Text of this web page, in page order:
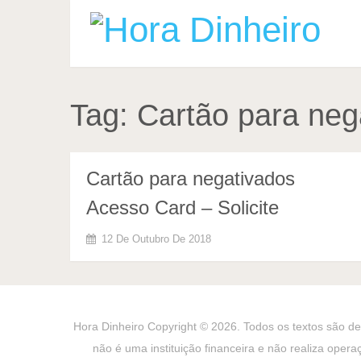
Tag: Cartão para
Cartão para negativados
Acesso Card – Solicite
12 De Outubro De 2018
Hora Dinheiro Copyright © 2026. Todos os textos são
não é uma instituição financeira e não realiza